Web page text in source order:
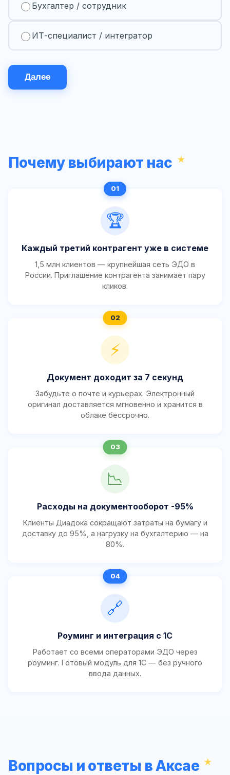
Бухгалтер / сотрудник
ИТ-специалист / интегратор
Далее
Почему выбирают нас
🏆
Каждый третий контрагент уже в системе
1,5 млн клиентов — крупнейшая сеть ЭДО в
России. Приглашение контрагента занимает пару
кликов.
⚡
Документ доходит за 7 секунд
Забудьте о почте и курьерах. Электронный
оригинал доставляется мгновенно и хранится в
облаке бессрочно.
📉
Расходы на документооборот -95%
Клиенты Диадока сокращают затраты на бумагу и
доставку до 95%, а нагрузку на бухгалтерию — на
80%.
🔗
Роуминг и интеграция с 1С
Работает со всеми операторами ЭДО через
роуминг. Готовый модуль для 1С — без ручного
ввода данных.
Вопросы и ответы в Аксае